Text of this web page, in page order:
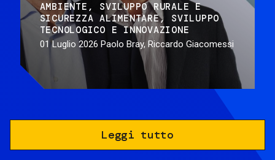
AMBIENTE
SVILUPPO RURALE E
SICUREZZA ALIMENTARE
SVILUPPO
TECNOLOGICO E INNOVAZIONE
01 Luglio 2026 Paolo Bray, Riccardo Giacomessi
Leggi tutto